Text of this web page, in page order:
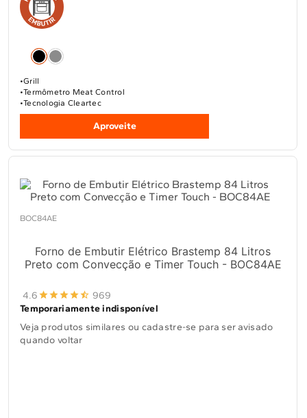
Grill
Termômetro Meat Control
Tecnologia Cleartec
Aproveite
BOC84AE
Forno de Embutir Elétrico Brastemp 84 Litros
Preto com Convecção e Timer Touch - BOC84AE
4.6
969
Temporariamente indisponível
Veja produtos similares ou cadastre-se para ser avisado
quando voltar